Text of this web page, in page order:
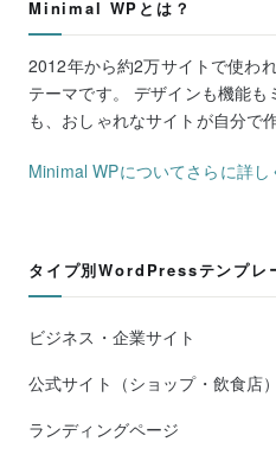
Minimal WPとは？
2012年から約2万サイトで使わ
テーマです。 デザインも機能
も、おしゃれなサイトが自分で
Minimal WPについてさらに詳し
タイプ別WordPressテンプレ
ビジネス・企業サイト
公式サイト（ショップ・飲食店）
ランディングページ